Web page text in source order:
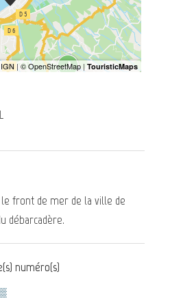
front de mer de la ville de
débarcadère.
numéro(s)